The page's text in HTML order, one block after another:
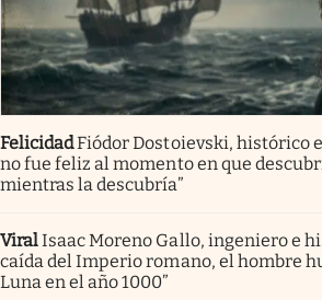
FelicidadFiódor Dostoievski, histórico
no fue feliz al momento en que
mientras la descubría”
ViralIsaac Moreno Gallo, ingeniero e
caída del Imperio romano, el hombre
Luna en el año 1000”